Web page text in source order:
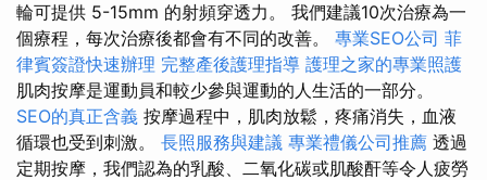
輪可提供 5-15mm 的射頻穿透力。 我們建議10次治療為一
個療程，每次治療後都會有不同的改善。 專業SEO公司 菲
律賓簽證快速辦理 完整產後護理指導 護理之家的專業照護
肌肉按摩是運動員和較少參與運動的人生活的一部分。
SEO的真正含義 按摩過程中，肌肉放鬆，疼痛消失，血液
循環也受到刺激。 長照服務與建議 專業禮儀公司推薦 透過
定期按摩，我們認為的乳酸、二氧化碳或肌酸酐等令人疲勞